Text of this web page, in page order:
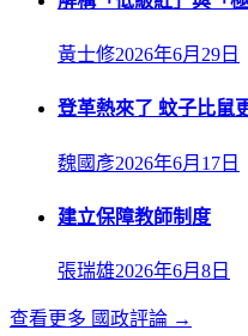
黃士修2026年6月29日
登革熱來了 蚊子比鼠
魏國彥2026年6月17日
建立保障教師制度
張瑞雄2026年6月8日
查看更多 國政評論 →